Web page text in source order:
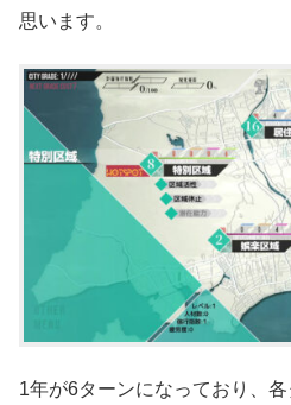
思います。
1年が6ターンになっており、